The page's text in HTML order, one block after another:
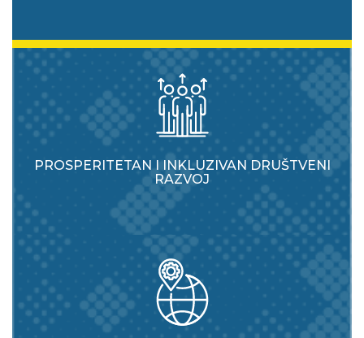
PROSPERITETAN I INKLUZIVAN DRUŠTVENI
RAZVOJ